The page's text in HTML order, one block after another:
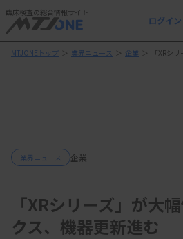
臨床検査の総合情報サイト
ログイン
MTJONEトップ ＞ 業界ニュース ＞ 企業 ＞ 「XRシ
業界ニュース 企業
「XRシリーズ」が大
クス、機器更新進む